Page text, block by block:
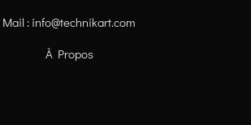
Mail : info@technikart.com
À Propos